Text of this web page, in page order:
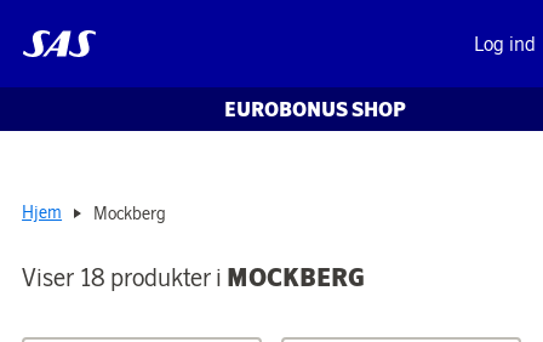
Log ind
EUROBONUS SHOP
Hjem Mockberg
Viser 18 produkter i MOCKBERG